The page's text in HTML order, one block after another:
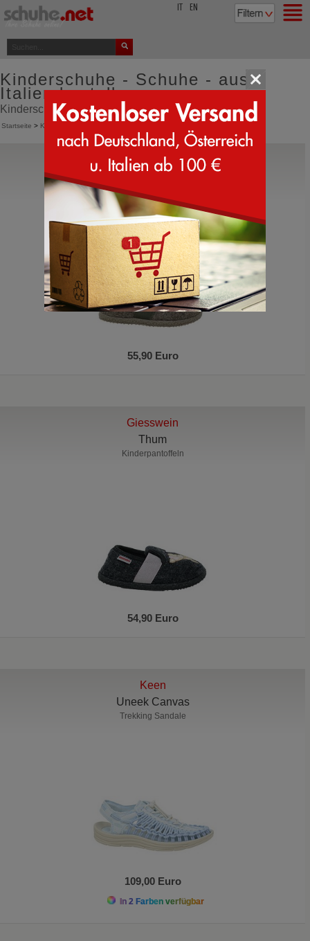
EN
Kinderschuhe - Schuhe - aus
Italien bestellen
Kinderschuhe online bestellen direkt aus Italien
Startseite > Kinder
Giesswein
55,90 Euro
Giesswein
Thum
Kinderpantoffeln
54,90 Euro
Keen
Uneek Canvas
Trekking Sandale
109,00 Euro
In 2 Farben verfügbar